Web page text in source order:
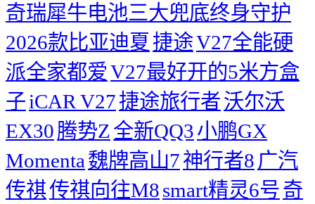
奇瑞犀牛电池三大兜底终身守护
2026款比亚迪夏 捷途V27全能硬
派全家都爱V27最好开的5米方盒
子iCAR V27捷途旅行者沃尔沃
EX30腾势Z 全新QQ3小鹏GX
Momenta 魏牌高山7神行者8 广汽
传祺传祺向往M8smart精灵6号奇